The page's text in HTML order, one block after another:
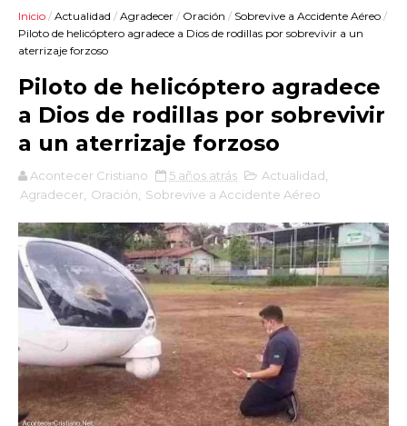
Inicio / Actualidad / Agradecer / Oración / Sobrevive a Accidente Aéreo /
Piloto de helicóptero agradece a Dios de rodillas por sobrevivir a un
aterrizaje forzoso
Piloto de helicóptero agradece
a Dios de rodillas por sobrevivir
a un aterrizaje forzoso
Acontecer Cristiano 5 años atrás Actualidad
Agradecer
Oración Sobrevive a Accidente Aéreo